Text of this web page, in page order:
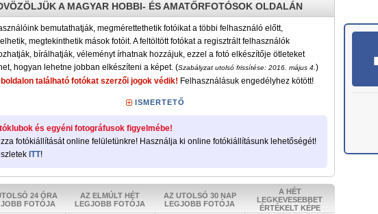
A MAGYAR HOBBI- ÉS AMATŐRFOTÓSOK OLDALÁN
bemutathatják, megmérettethetik fotóikat a többi felhasználó előtt,
megtekinthetik mások fotóit. A feltöltött fotókat a regisztrált felhasználók
bírálhatják, véleményt írhatnak hozzájuk, ezzel a fotó elkészítője ötleteket
hogyan lehetne jobban elkészíteni a képet. (Szabályzat utolsó frissítése: 2016. május 4. )
található fotókat szerzői jogok védik! Felhasználásuk engedélyhez kötött!
ISMERTETŐ
és egyéni fotográfusok figyelmébe!
fotókiállítását online felületünkre! Használja ki online fotókiállításunk lehetőségét!
ITT!
24 ÓRA
FOTÓJA
AZ ELMÚLT HÉT
LEGJOBB FOTÓJA
AZ UTOLSÓ 30 NAP
LEGJOBB FOTÓJA
A HÉT
LEGKEVESEBBET
ÉRTÉKELT KÉPE